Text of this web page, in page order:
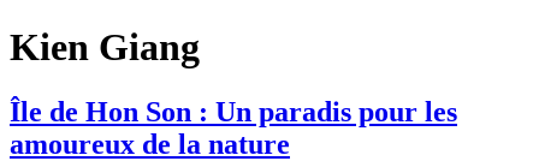
Kien Giang
Île de Hon Son : Un paradis pour les
amoureux de la nature